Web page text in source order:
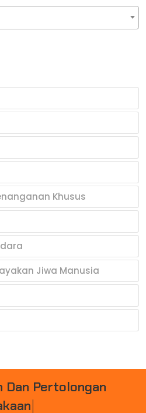
Khusus
Jiwa Manusia
DAN PERTOLONGAN
KAAN